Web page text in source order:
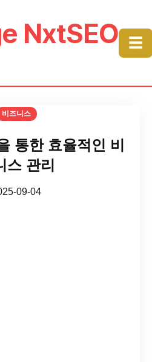
NxtSEO ☰
비즈니스
통한 효율적인 비
스 관리
09-04